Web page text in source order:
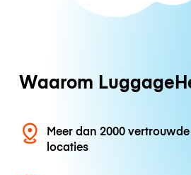
Waarom
Meer dan 2000 vertrouwde
locaties